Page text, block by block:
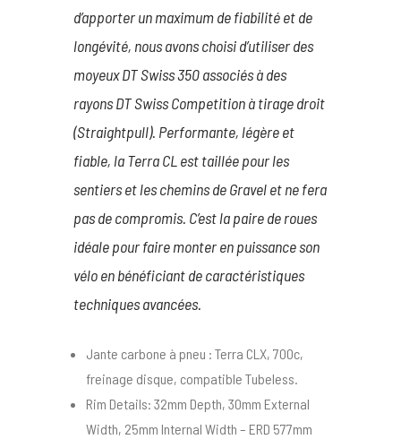
d’apporter un maximum de fiabilité et de
longévité, nous avons choisi d’utiliser des
moyeux DT Swiss 350 associés à des
rayons DT Swiss Competition à tirage droit
(Straightpull). Performante, légère et
fiable, la Terra CL est taillée pour les
sentiers et les chemins de Gravel et ne fera
pas de compromis. C’est la paire de roues
idéale pour faire monter en puissance son
vélo en bénéficiant de caractéristiques
techniques avancées.
Jante carbone à pneu : Terra CLX, 700c,
freinage disque, compatible Tubeless.
Rim Details: 32mm Depth, 30mm External
Width, 25mm Internal Width – ERD 577mm